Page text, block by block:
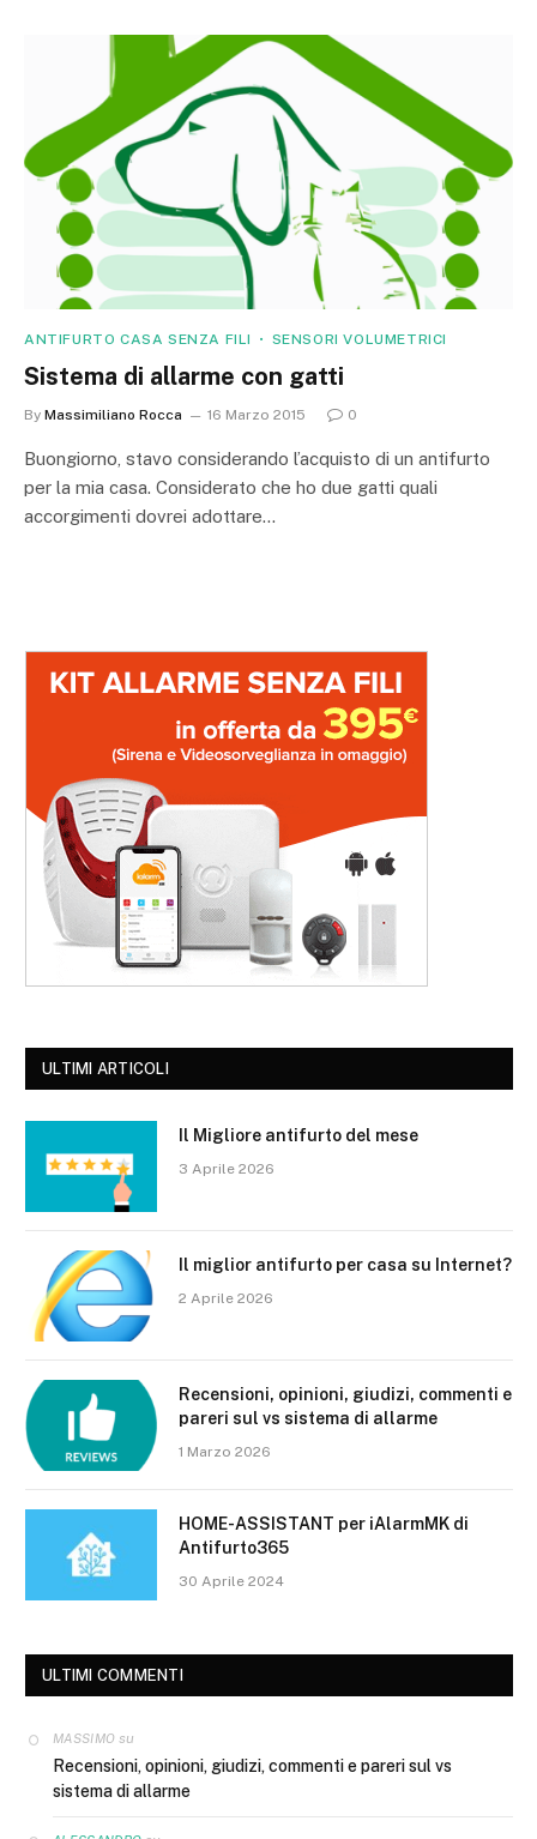
ANTIFURTO CASA SENZA FILI SENSORI VOLUMETRICI
Sistema di allarme con gatti
By Massimiliano Rocca 16 Marzo 2015 0
Buongiorno, stavo considerando l’acquisto di un antifurto
per la mia casa. Considerato che ho due gatti quali
accorgimenti dovrei adottare…
ULTIMI ARTICOLI
Il Migliore antifurto del mese
3 Aprile 2026
Il miglior antifurto per casa su Internet?
2 Aprile 2026
Recensioni, opinioni, giudizi, commenti e
pareri sul vs sistema di allarme
1 Marzo 2026
HOME-ASSISTANT per iAlarmMK di
Antifurto365
30 Aprile 2024
ULTIMI COMMENTI
MASSIMO su
Recensioni, opinioni, giudizi, commenti e pareri sul vs
sistema di allarme